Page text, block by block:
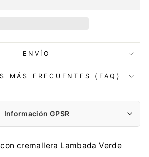
ENVÍO
MÁS FRECUENTES (FAQ)
Información GPSR
Fabricante:
DESIGN Sp. z o.o. Sp. k.
cremallera Lambada Verde